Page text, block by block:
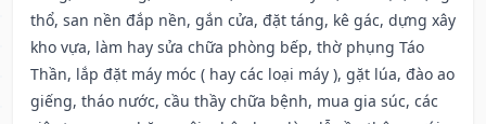
thổ, san nền đắp nền, gắn cửa, đặt táng, kê gác, dựng xây
kho vựa, làm hay sửa chữa phòng bếp, thờ phụng Táo
Thần, lắp đặt máy móc ( hay các loại máy ), gặt lúa, đào ao
giếng, tháo nước, cầu thầy chữa bệnh, mua gia súc, các